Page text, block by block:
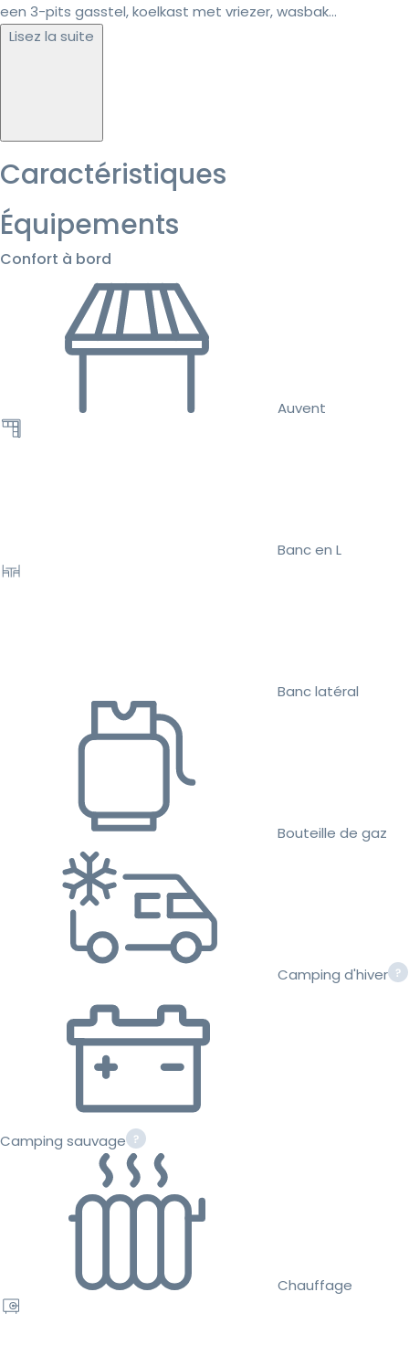
een 3-pits gasstel, koelkast met vriezer, wasbak...
Lisez la suite
Caractéristiques
Équipements
Confort à bord
Auvent
Banc en L
Banc latéral
Bouteille de gaz
Camping d'hiver
Camping sauvage
Chauffage